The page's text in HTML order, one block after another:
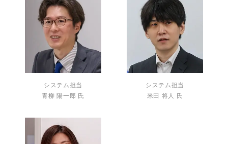
システム担当
青柳 陽一郎 氏
システム担当
米田 将人 氏